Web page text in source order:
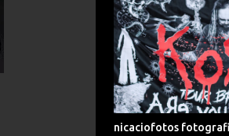
nicaciofotos